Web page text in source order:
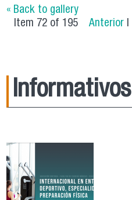
« Back to gallery
Item 72 of 195
Anterior |
Informativos